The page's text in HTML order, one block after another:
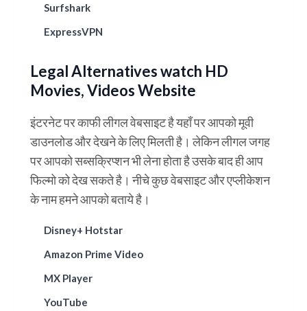
Surfshark
ExpressVPN
Legal Alternatives watch HD
Movies, Videos Website
इंटरनेट पर काफी लीगल वेबसाइट है यहाँ पर आपको मूवी
डाउनलोड और देखने के लिए मिलती है। लेकिन लीगल जगह
पर आपको सब्सक्रिप्शन भी लेना होता है उसके बाद ही आप
फिल्मो को देख सकते है। नीचे कुछ वेबसाइट और एप्लीकेशन
के नाम हमने आपको बताये है।
Disney+ Hotstar
Amazon Prime Video
MX Player
YouTube